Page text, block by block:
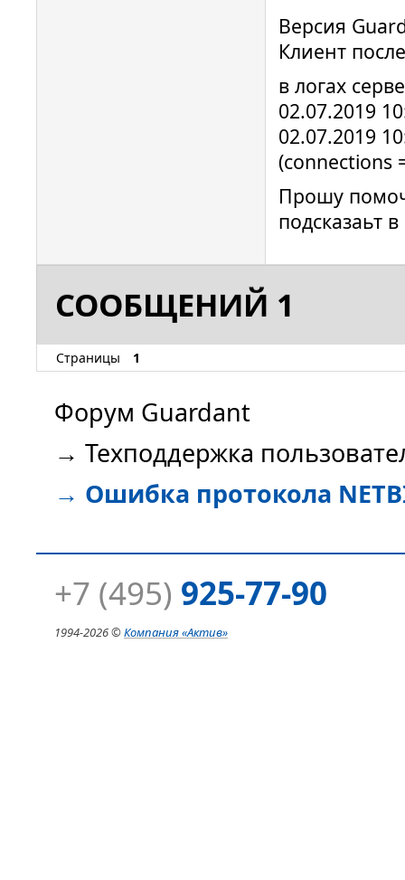
Версия
Клиент
в логах
02.07.2019
02.07.2019
(connections
Прошу
подсказаьт
СООБЩЕНИЙ 1
Страницы 1
Форум Guardant
→ Техподдержка
→ Ошибка протокола
+7 (495) 925-77-90
1994-2026 ©Компания«Актив»